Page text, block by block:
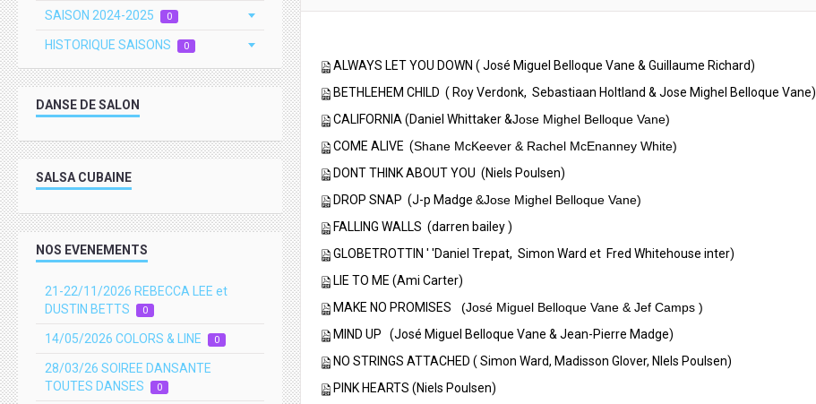
ALWAYS LET YOU DOWN ( José Miguel Belloque Vane & Guillaume Richard)
BETHLEHEM CHILD ( Roy Verdonk, Sebastiaan Holtland & Jose Mighel Belloque Vane)
CALIFORNIA (Daniel Whittaker &Jose Mighel Belloque Vane)
COME ALIVE (Shane McKeever & Rachel McEnanney White)
DONT THINK ABOUT YOU (Niels Poulsen)
DROP SNAP (J-p Madge &Jose Mighel Belloque Vane)
FALLING WALLS (darren bailey )
GLOBETROTTIN ' 'Daniel Trepat, Simon Ward et Fred Whitehouse inter)
LIE TO ME (Ami Carter)
MAKE NO PROMISES
(José Miguel Belloque Vane & Jef Camps )
MIND UP
(José Miguel Belloque Vane & Jean-Pierre Madge)
NO STRINGS ATTACHED ( Simon Ward, Madisson Glover, NIels Poulsen)
PINK HEARTS (Niels Poulsen)
SAISON 2024-2025 0
HISTORIQUE SAISONS 0
DANSE DE SALON
SALSA CUBAINE
NOS EVENEMENTS
21-22/11/2026 REBECCA LEE et
DUSTIN BETTS
0
14/05/2026 COLORS & LINE 0
28/03/26 SOIREE DANSANTE
TOUTES DANSES
0